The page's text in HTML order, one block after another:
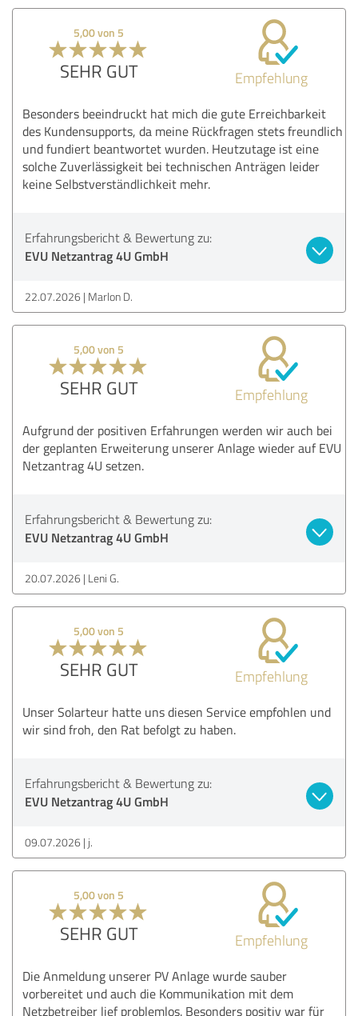
5,00 von 5
SEHR GUT Empfehlung
Besonders beeindruckt hat mich die gute Erreichbarkeit
des Kundensupports, da meine Rückfragen stets freundlich
und fundiert beantwortet wurden. Heutzutage ist eine
solche Zuverlässigkeit bei technischen Anträgen leider
keine Selbstverständlichkeit mehr.
Erfahrungsbericht & Bewertung zu:
EVU Netzantrag 4U GmbH
22.07.2026 Marlon D.
5,00 von 5
SEHR GUT Empfehlung
Aufgrund der positiven Erfahrungen werden wir auch bei
der geplanten Erweiterung unserer Anlage wieder auf EVU
Netzantrag 4U setzen.
Erfahrungsbericht & Bewertung zu:
EVU Netzantrag 4U GmbH
20.07.2026 Leni G.
5,00 von 5
SEHR GUT Empfehlung
Unser Solarteur hatte uns diesen Service empfohlen und
wir sind froh, den Rat befolgt zu haben.
Erfahrungsbericht & Bewertung zu:
EVU Netzantrag 4U GmbH
09.07.2026 j.
5,00 von 5
SEHR GUT Empfehlung
Die Anmeldung unserer PV Anlage wurde sauber
vorbereitet und auch die Kommunikation mit dem
Netzbetreiber lief problemlos. Besonders positiv war für